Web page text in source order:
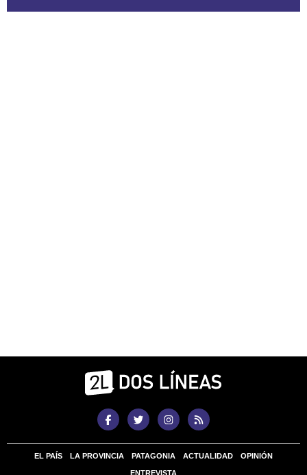
EL PAÍS LA PROVINCIA PATAGONIA ACTUALIDAD OPINIÓN
ENTREVISTA